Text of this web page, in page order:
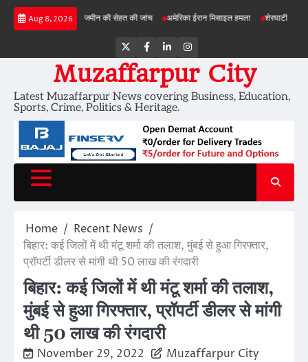
Skip
Aug 8, 2026
परियोजनाओं में जमीन की सेहत की जांच अमेरिका ईरान मिसाइल हमला शेरघाटी छात्रा दुष्कर्म
Twitter
Facebook
LinkedInInstagram
Muzaffarpur City
Latest Muzaffarpur News covering Business, Education,
Sports, Crime, Politics & Heritage.
Home
Recent News
बिहार: कई जिलों में थी मंटू शर्मा की तलाश, मुंबई से हुआ गिरफ्तार,
प्रॉपर्टी डीलर से मांगी थी 50 लाख की रंगदारी
बिहार: कई जिलों में थी मंटू शर्मा की तलाश,
मुंबई से हुआ गिरफ्तार, प्रॉपर्टी डीलर से मांगी
थी 50 लाख की रंगदारी
November 29, 2022 Muzaffarpur City